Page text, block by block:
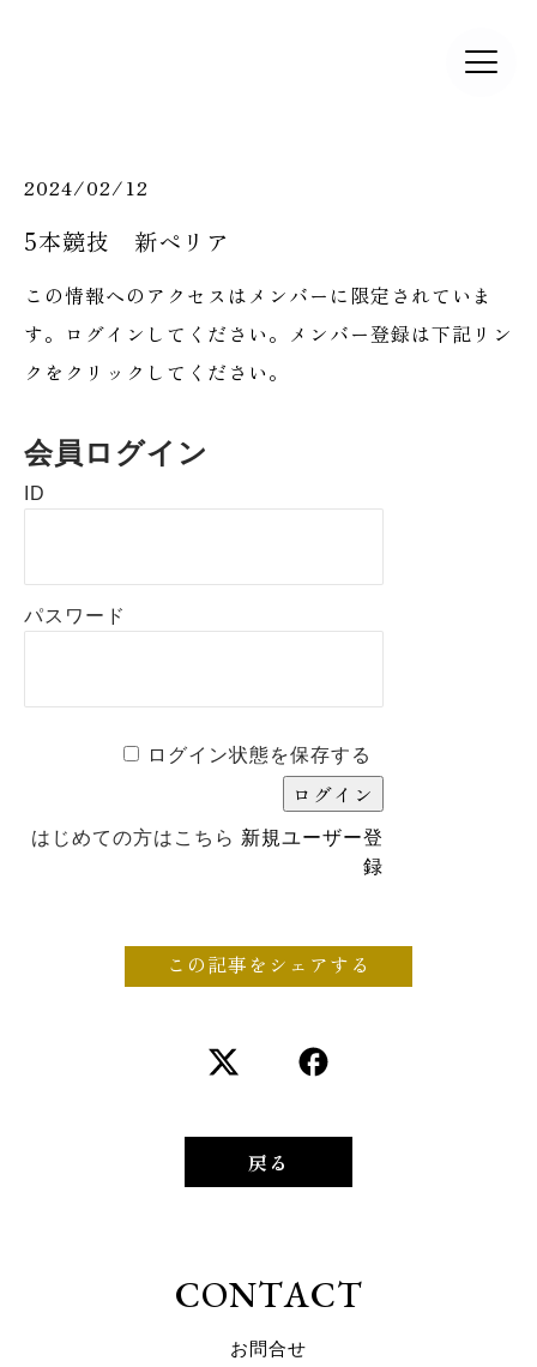
2024/02/12
5本競技 新ペリア
この情報へのアクセスはメンバーに限定されていま
す。ログインしてください。メンバー登録は下記リン
クをクリックしてください。
会員ログイン
ID
パスワード
ログイン状態を保存する
はじめての方はこちら 新規ユーザー登
録
この記事をシェアする
戻る
CONTACT
お問合せ